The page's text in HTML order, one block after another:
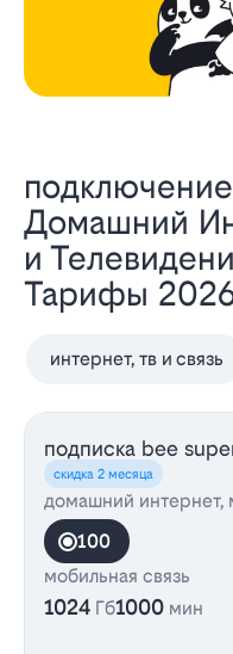
Подключение Билайн:
Домашний
и
Тарифы
интернет, тв и связь
подписка bee
скидка 2 месяца
домашний интернет,
100
мобильная связь
1024 Гб1000 мин